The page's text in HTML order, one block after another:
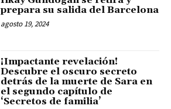
prepara su salida del Barcelona
agosto 19, 2024
¡Impactante revelación!
Descubre el oscuro secreto
detrás de la muerte de Sara en
el segundo capítulo de
‘Secretos de familia’